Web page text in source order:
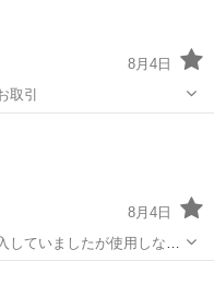
8月4日
取引
8月4日
ていましたが使用しない